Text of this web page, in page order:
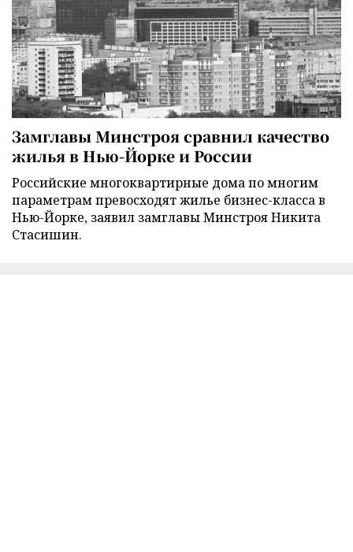
Замглавы Минстроя сравнил качество
жилья в Нью-Йорке и России
Российские многоквартирные дома по многим
параметрам превосходят жилье бизнес-класса в
Нью-Йорке, заявил замглавы Минстроя Никита
Стасишин.